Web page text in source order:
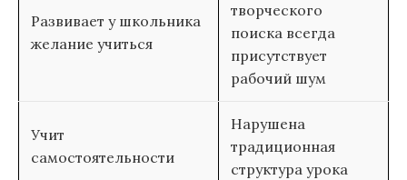
Развивает у школьника
желание учиться
творческого
поиска всегда
присутствует
рабочий шум
Учит
самостоятельности
Нарушена
традиционная
структура урока